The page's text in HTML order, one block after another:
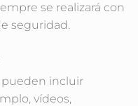
se realizará con
seguridad.
pueden incluir
vídeos,